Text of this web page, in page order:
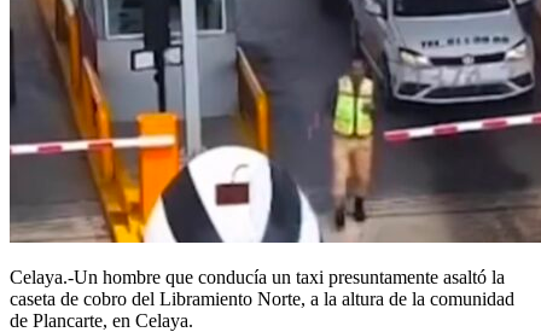
Celaya.-Un hombre que conducía un taxi presuntamente asaltó la
caseta de cobro del Libramiento Norte, a la altura de la comunidad
de Plancarte, en Celaya.